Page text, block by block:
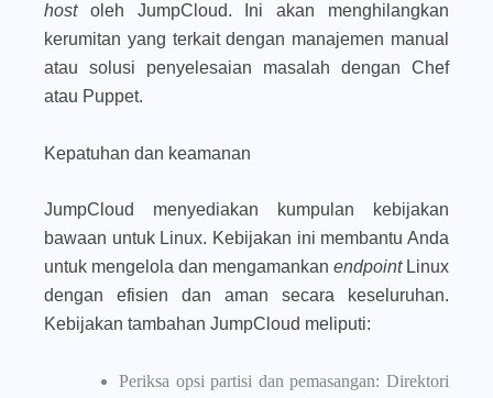
hostoleh JumpCloud. Ini akan menghilangkan
kerumitan yang terkait dengan manajemen manual
atau solusi penyelesaian masalah dengan Chef
atau Puppet.
Kepatuhan dan keamanan
JumpCloud menyediakan kumpulan kebijakan
bawaan untuk Linux. Kebijakan ini membantu Anda
untuk mengelola dan mengamankan endpointLinux
dengan efisien dan aman secara keseluruhan.
Kebijakan tambahan JumpCloud meliputi:
Periksa opsi partisi dan pemasangan: Direktori